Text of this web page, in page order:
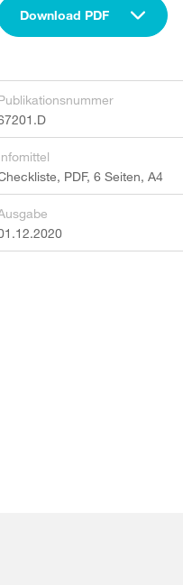
Download PDF
PDF, 6 Seiten, A4